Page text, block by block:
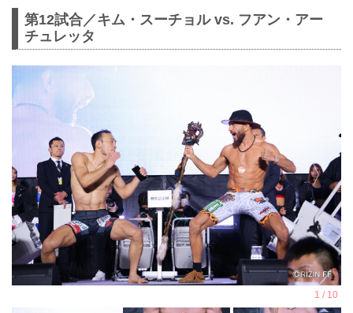
第12試合／キム・スーチョル vs. フアン・アー
チュレッタ